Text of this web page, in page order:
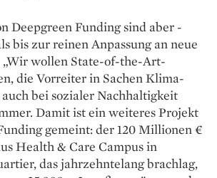
­Deepgreen Funding sind aber
bis zur reinen An­passung an neue
wollen State-of-the-Art-
die Vorreiter in Sachen Klima­
bei sozialer Nachhaltigkeit
Damit ist ein weiteres ­Projekt
gemeint: der 120 Millionen €
Health & Care Campus in
das jahrzehntelang brachlag,